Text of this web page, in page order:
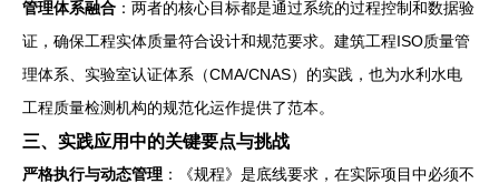
管理体系融合 ：两者的核心目标都是通过系统的过程控制和数据验
证，确保工程实体质量符合设计和规范要求。建筑工程ISO质量管
理体系、实验室认证体系（CMA/CNAS）的实践，也为水利水电
工程质量检测机构的规范化运作提供了范本。
三、实践应用中的关键要点与挑战
严格执行与动态管理 ：《规程》是底线要求，在实际项目中必须不